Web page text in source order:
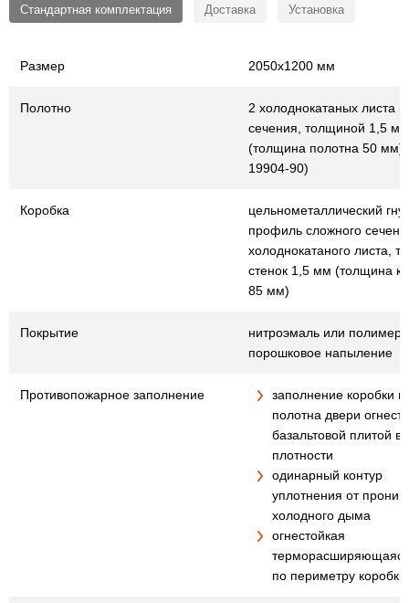
Стандартная комплектация Доставка Установка
Размер 2050х1200 мм
Полотно
2 холоднокатаных листа
сечения, толщиной 1,5 мм
(толщина полотна 50 мм)
19904-90)
Коробка
цельнометаллический
профиль сложного
холоднокатаного листа,
стенок 1,5 мм (толщина
85 мм)
Покрытие
нитроэмаль или
порошковое напыление
Противопожарное заполнение
заполнение коробки и
полотна двери
базальтовой плитой
плотности
одинарный контур
уплотнения от
холодного дыма
огнестойкая
по периметру коробки